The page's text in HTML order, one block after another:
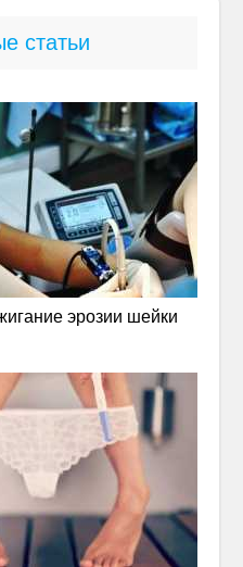
статьи
эрозии шейки